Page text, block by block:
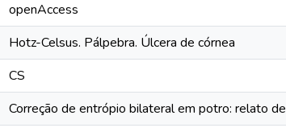
openAccess
Hotz-Celsus. Pálpebra. Úlcera de córnea
CS
Correção de entrópio bilateral em potro: relato